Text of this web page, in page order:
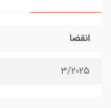
انقضا
3/2025